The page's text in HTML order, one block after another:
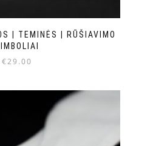
| TEMINĖS | RŪŠIAVIMO
€29.00